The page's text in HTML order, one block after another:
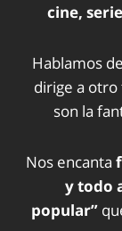
cine,
Hablamos
dirige a
son la
Nos encanta
y todo
popular”